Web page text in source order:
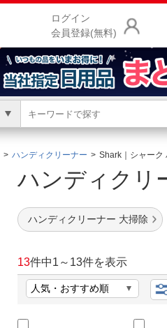
ログイン
会員登録(無料)
ラ
カ
ご
よ
ハンディクリーナー Shark｜シャーク
ハンディク
ハンディクリーナー 大掃除
13件中1 ～ 13件を表示